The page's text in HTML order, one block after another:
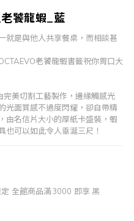
饕龍蝦_藍
就是與他人共享餐桌，而相談甚
老饕龍蝦書籤祝你胃口大
完美切割工藝製作，邊緣觸感光
光面質感不過度閃耀，卻自帶精
由名信片大小的厚紙卡盛裝，蝦
也可以如此令人垂涎三尺！
全館商品滿3000 即享 黑